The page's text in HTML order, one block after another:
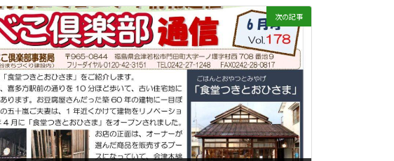
次の記事